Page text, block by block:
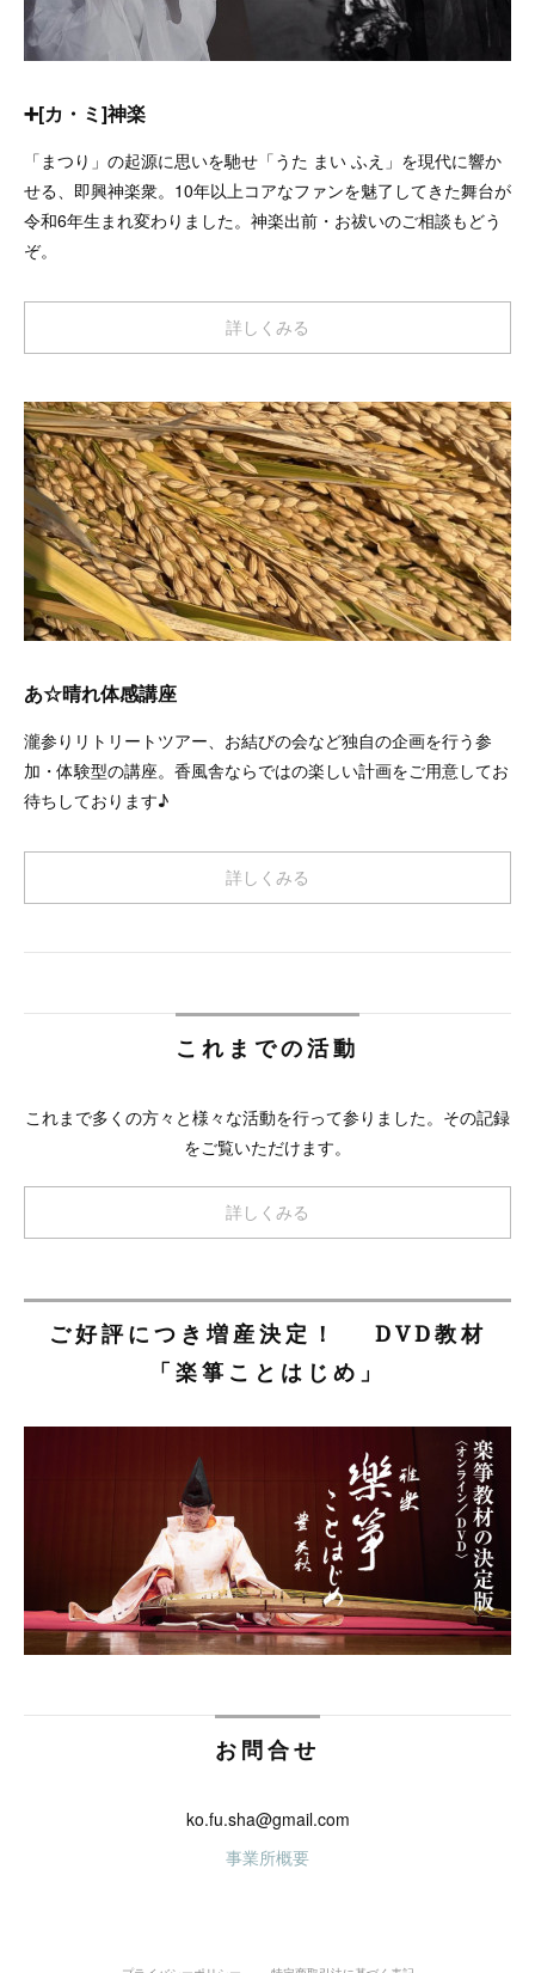
➕[カ・ミ]神楽
「まつり」の起源に思いを馳せ「うた まい ふえ」を現代に響か
せる、即興神楽衆。10年以上コアなファンを魅了してきた舞台が
令和6年生まれ変わりました。神楽出前・お祓いのご相談もどう
ぞ。
詳しくみる
あ☆晴れ体感講座
瀧参りリトリートツアー、お結びの会など独自の企画を行う参
加・体験型の講座。香風舎ならではの楽しい計画をご用意してお
待ちしております♪
詳しくみる
これまでの活動
これまで多くの方々と様々な活動を行って参りました。その記録
をご覧いただけます。
詳しくみる
ご好評につき増産決定！ DVD教材
「楽箏ことはじめ」
お問合せ
ko.fu.sha@gmail.com
事業所概要